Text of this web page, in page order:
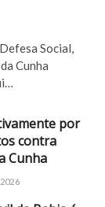
Social,
Cunha
por
contra
Cunha